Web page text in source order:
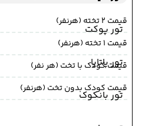
تور پوکت
تور پاتایا
تور بانکوک
قیمت 2 تخته (هرنفر)
قیمت 1 تخته (هرنفر)
قیمت کودک با تخت (هر نفر)
قیمت کودک بدون تخت (هرنفر)